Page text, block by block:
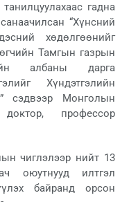
гадна
“Хүнсний
хөдөлгөөнийг
Тамгын газрын
албаны дарга
Хүндэтгэлийн
сэдвээр Монголын
профессор
чиглэлээр нийт 13
оюутнууд илтгэл
байранд орсон